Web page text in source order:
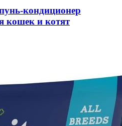
кондиционер
кошек и котят